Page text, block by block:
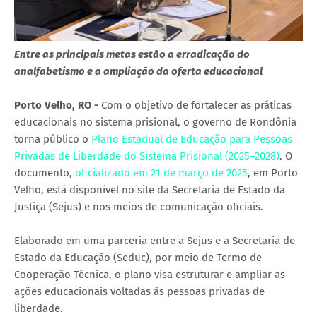
Entre as principais metas estão a erradicação do
analfabetismo e a ampliação da oferta educacional
Porto Velho, RO - Com o objetivo de fortalecer as práticas
educacionais no sistema prisional, o governo de Rondônia
torna público o Plano Estadual de Educação para Pessoas
Privadas de Liberdade do Sistema Prisional (2025–2028). O
documento, oficializado em 21 de março de 2025, em Porto
Velho, está disponível no site da Secretaria de Estado da
Justiça (Sejus) e nos meios de comunicação oficiais.
Elaborado em uma parceria entre a Sejus e a Secretaria de
Estado da Educação (Seduc), por meio de Termo de
Cooperação Técnica, o plano visa estruturar e ampliar as
ações educacionais voltadas às pessoas privadas de
liberdade.